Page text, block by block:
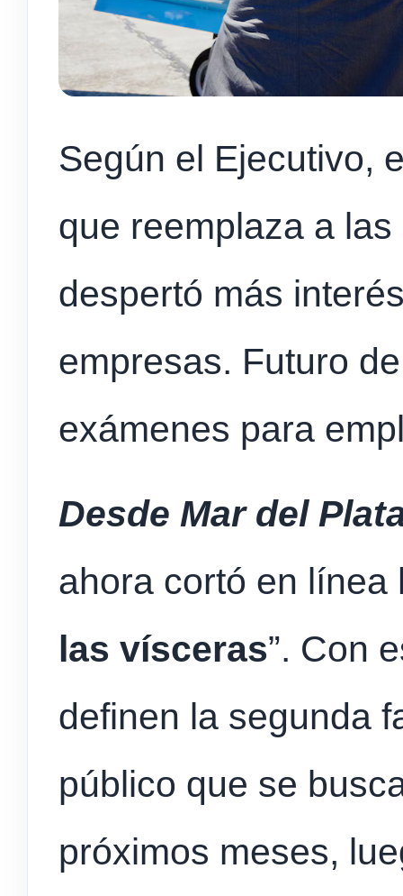
Según el Ejecutivo,
que reemplaza a
despertó más
empresas. Futuro
exámenes para
Desde Mar del
ahora cortó en
las vísceras”. Con
definen la segunda
público que se
próximos meses,